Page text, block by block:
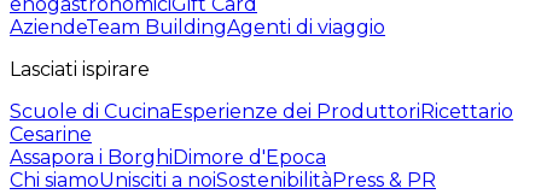
AziendeTeam BuildingAgenti di viaggio
Lasciati ispirare
Scuole di CucinaEsperienze dei ProduttoriRicettario
Cesarine
Assapora i BorghiDimore d'Epoca
Chi siamoUnisciti a noiSostenibilitàPress & PR